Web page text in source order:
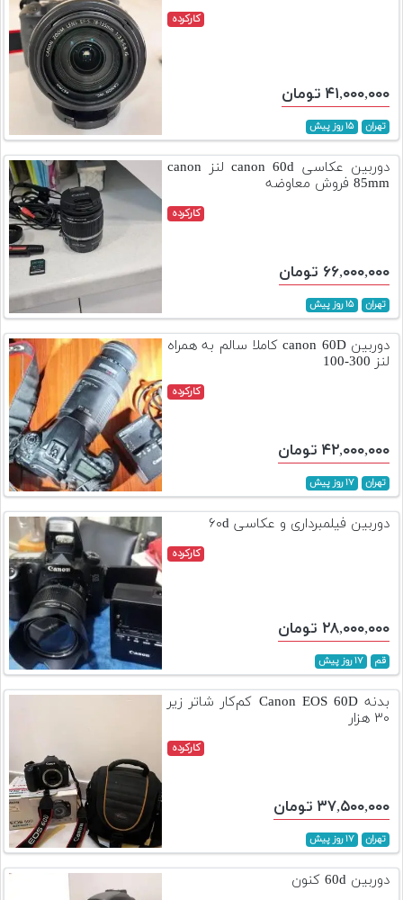
کارکرده
۴۱,۰۰۰,۰۰۰ تومان
تهران ۱۵ روز پیش
دوربین عکاسی canon 60d لنز canon
85mm فروش معاوضه
کارکرده
۶۶,۰۰۰,۰۰۰ تومان
تهران ۱۵ روز پیش
دوربین canon 60D کاملا سالم به همراه
لنز 300-100
کارکرده
۴۲,۰۰۰,۰۰۰ تومان
تهران ۱۷ روز پیش
دوربین فیلمبرداری و عکاسی ۶۰d
کارکرده
۲۸,۰۰۰,۰۰۰ تومان
قم ۱۷ روز پیش
بدنه Canon EOS 60D کم‌کار شاتر زیر
۳۰ هزار
کارکرده
۳۷,۵۰۰,۰۰۰ تومان
تهران ۱۷ روز پیش
دوربین 60d کنون